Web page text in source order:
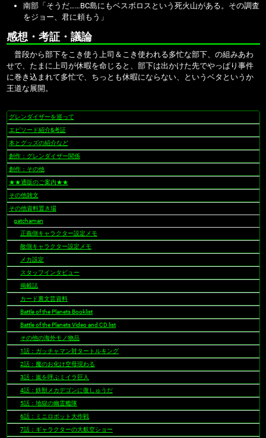
南部「そうだ……BC島にもベスボロスという死火山がある。その調査
をジョー、君に頼もう」
感想・考証・議論
普段から部下をこき使う上司＆こき使われる多忙な部下、の組みあわ
せで、たまに上司が休暇を命じると、部下は出かけた先でやっぱり事件
に巻き込まれて多忙で、ちっとも休暇にならない、というベタというか
王道な展開。
ナ
ビ
ゲ
ー
シ
ョ
ン
グレンダイザーを巡って
エピソード紹介&考証
本とグッズの紹介など
創作：グレンダイザー関係
創作：その他
★★通販のご案内★★
その他雑文
その他資料置き場
gatchaman
正義側キャラクター設定メモ
敵側キャラクター設定メモ
メカ設定
スタッフインタビュー
掲載誌
カード裏文芸資料
Battle of the Planets Booklist
Battle of the Planets Video and CD list
その他の海外モノ物品
1話：ガッチャマン対タートルキング
2話：魔のお化け空母現わる
3話：嵐を呼ぶミイラ巨人
4話：鉄獣メカデゴンに復しゅうだ
5話：地獄の幽霊艦隊
6話：ミニロボット大作戦
7話：ギャラクターの大航空ショー